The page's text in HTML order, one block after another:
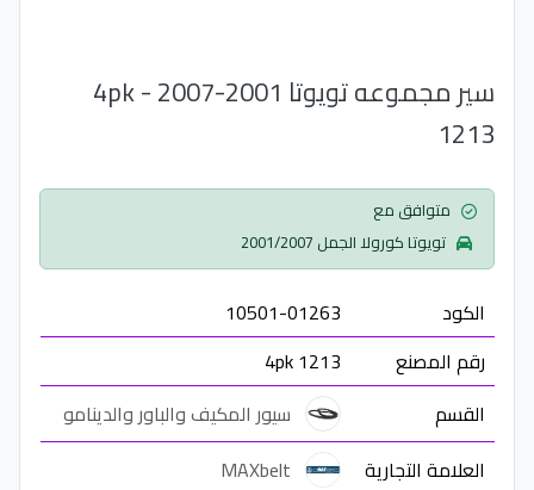
سير مجموعه تويوتا 2001-2007 - 4pk
1213
تويوتا كورولا الجمل 2001/2007
الكود
10501-01263
رقم المصنع
4pk 1213
القسم
سيور المكيف والباور والدينامو
العلامة التجارية
MAXbelt